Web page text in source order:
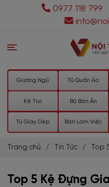
0977 118 799
Giường Ngủ Tủ Quần Áo
Kệ Tivi Bộ Bàn Ăn
Tủ Giày Dép Bàn Làm Việc
Trang chủ / Tin Tức /
Top 5 Kệ Đựng